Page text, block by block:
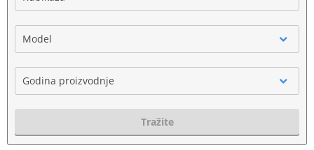
Model
Godina proizvodnje
Tražite